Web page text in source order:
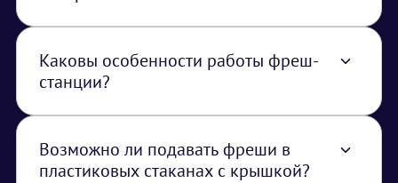
индивидуально позиции фрешей в
коммерческом предложении.
Каковы особенности работы фреш-
станции?
соковыжималки издают шум, что следует
учесть при планировании мероприятия
Возможно ли подавать фреши в
пластиковых стаканах с крышкой?